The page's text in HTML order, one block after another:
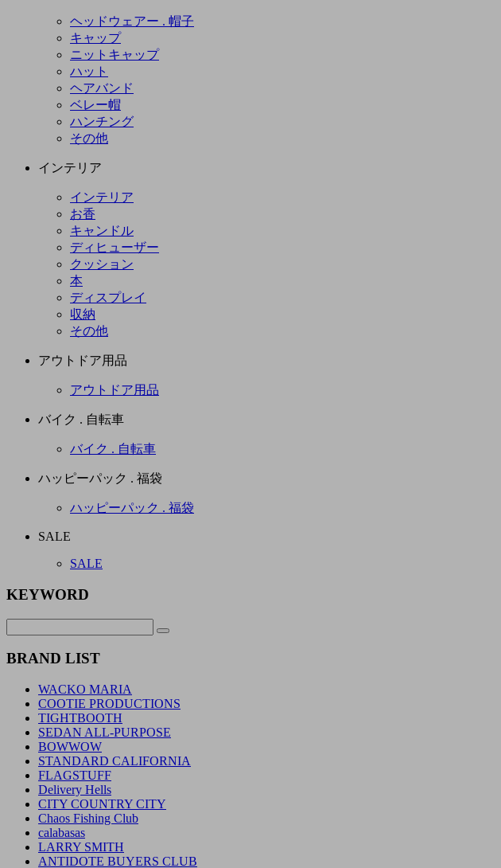
ヘッドウェアー . 帽子
キャップ
ニットキャップ
ハット
ヘアバンド
ベレー帽
ハンチング
その他
インテリア
インテリア
お香
キャンドル
ディヒューザー
クッション
本
ディスプレイ
収納
その他
アウトドア用品
アウトドア用品
バイク . 自転車
バイク . 自転車
ハッピーパック . 福袋
ハッピーパック . 福袋
SALE
SALE
KEYWORD
BRAND LIST
WACKO MARIA
COOTIE PRODUCTIONS
TIGHTBOOTH
SEDAN ALL-PURPOSE
BOWWOW
STANDARD CALIFORNIA
FLAGSTUFF
Delivery Hells
CITY COUNTRY CITY
Chaos Fishing Club
calabasas
LARRY SMITH
ANTIDOTE BUYERS CLUB